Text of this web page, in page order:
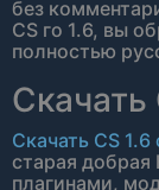
без
CS го 1.6, вы
полностью
Скачать
Скачать CS 1.6
старая добрая
плагинами,